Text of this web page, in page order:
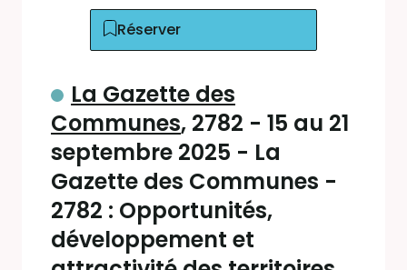
Réserver
La Gazette des
Communes, 2782 - 15 au 21
septembre 2025 - La
Gazette des Communes -
2782 : Opportunités,
développement et